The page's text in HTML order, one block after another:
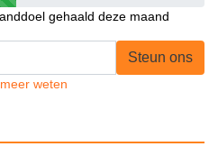
gehaald deze maand
Steun ons
weten